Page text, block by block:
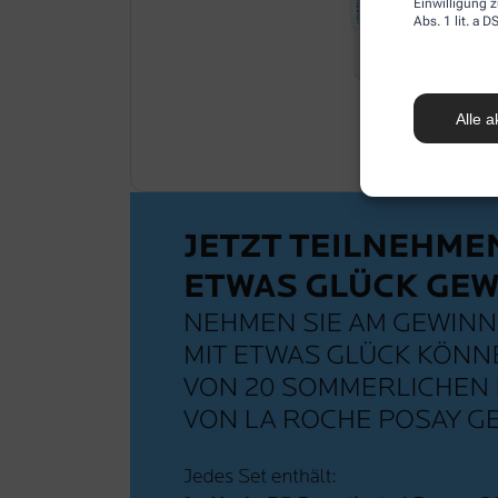
Einwilligung
Abs. 1 lit. a
Alle